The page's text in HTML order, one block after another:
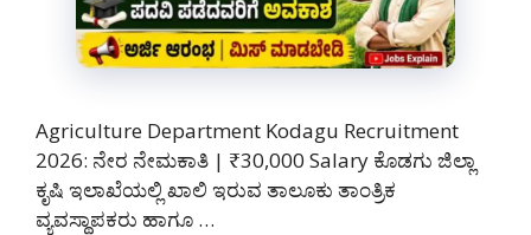
Agriculture Department Kodagu Recruitment
2026: ನೇರ ನೇಮಕಾತಿ | ₹30,000 Salary ಕೊಡಗು ಜಿಲ್ಲಾ
ಕೃಷಿ ಇಲಾಖೆಯಲ್ಲಿ ಖಾಲಿ ಇರುವ ತಾಲೂಕು ತಾಂತ್ರಿಕ
ವ್ಯವಸ್ಥಾಪಕರು ಹಾಗೂ …